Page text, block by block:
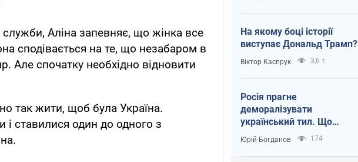
Аліна запевняє, що жінка все
сподівається на те, що незабаром в
Але спочатку необхідно відновити
так жити, щоб була Україна.
ставилися один до одного з
На якому боці історії
виступає Дональд Трамп?
Віктор Каспрук 3,6 т.
Росія прагне
деморалізувати
український тил. Що
варто собі нагадати
Юрій Богданов 174